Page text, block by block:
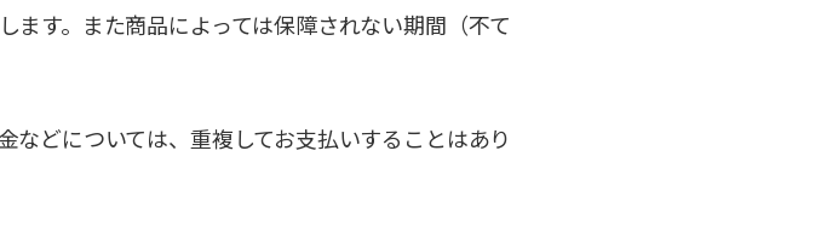
す。また商品によっては保障されない期間（不て
どについては、重複してお支払いすることはあり